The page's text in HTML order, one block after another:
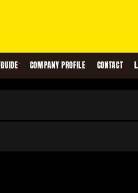
COMPANY PROFILE CONTACT